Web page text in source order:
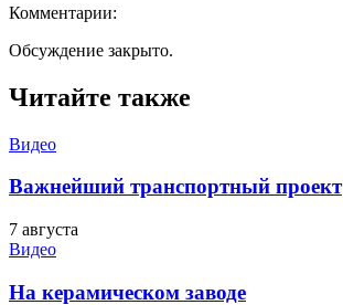
Комментарии:
Обсуждение закрыто.
Читайте также
Видео
Важнейший транспортный проект
7 августа
Видео
На керамическом заводе